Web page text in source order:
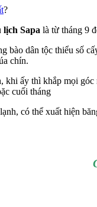
?
lịch Sapa là từ tháng 9
bào dân tộc thiểu số
chín.
khi ấy thì khắp mọi
cuối tháng
có thể xuất hiện